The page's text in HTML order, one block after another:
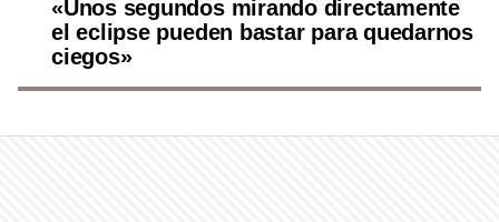
«Unos segundos mirando directamente
el eclipse pueden bastar para quedarnos
ciegos»